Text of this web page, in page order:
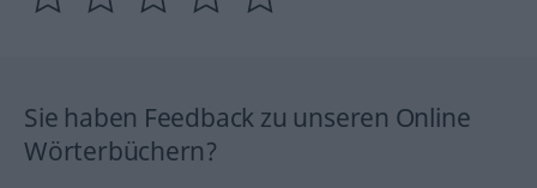
Sie haben Feedback zu unseren Online
Wörterbüchern?